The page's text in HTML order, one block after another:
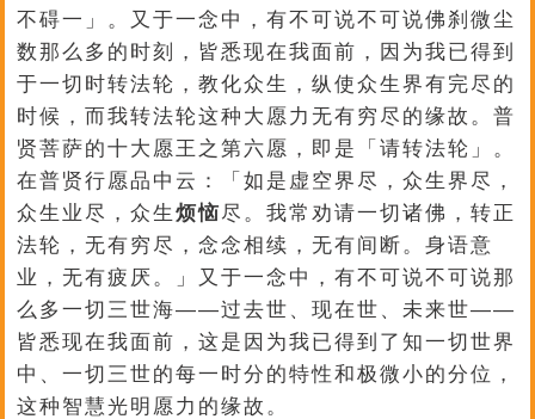
不碍一」。又于一念中，有不可说不可说佛刹微尘
数那么多的时刻，皆悉现在我面前，因为我已得到
于一切时转法轮，教化众生，纵使众生界有完尽的
时候，而我转法轮这种大愿力无有穷尽的缘故。普
贤菩萨的十大愿王之第六愿，即是「请转法轮」。
在普贤行愿品中云：「如是虚空界尽，众生界尽，
众生业尽，众生烦恼尽。我常劝请一切诸佛，转正
法轮，无有穷尽，念念相续，无有间断。身语意
业，无有疲厌。」又于一念中，有不可说不可说那
么多一切三世海——过去世、现在世、未来世——
皆悉现在我面前，这是因为我已得到了知一切世界
中、一切三世的每一时分的特性和极微小的分位，
这种智慧光明愿力的缘故。